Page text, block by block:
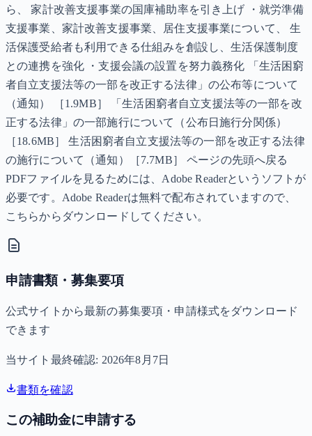
ら、 家計改善支援事業の国庫補助率を引き上げ ・就労準備
支援事業、家計改善支援事業、居住支援事業について、 生
活保護受給者も利用できる仕組みを創設し、生活保護制度
との連携を強化 ・支援会議の設置を努力義務化 「生活困窮
者自立支援法等の一部を改正する法律」の公布等について
（通知） ［1.9MB］ 「生活困窮者自立支援法等の一部を改
正する法律」の一部施行について（公布日施行分関係）
［18.6MB］ 生活困窮者自立支援法等の一部を改正する法律
の施行について（通知）［7.7MB］ ページの先頭へ戻る
PDFファイルを見るためには、Adobe Readerというソフトが
必要です。Adobe Readerは無料で配布されていますので、
こちらからダウンロードしてください。
申請書類・募集要項
公式サイトから最新の募集要項・申請様式をダウンロード
できます
当サイト最終確認: 2026年8月7日
書類を確認
この補助金に申請する